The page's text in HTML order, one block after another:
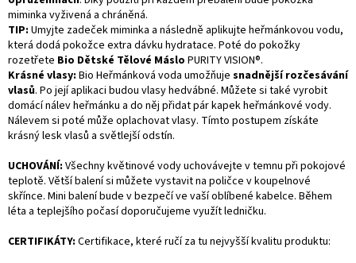
miminka vyživená a chráněná.
TIP: Umyjte zadeček miminka a následně aplikujte heřmánkovou vodu,
která dodá pokožce extra dávku hydratace. Poté do pokožky
rozetřete Bio Dětské Tělové Máslo PURITY VISION®.
Krásné vlasy: Bio Heřmánková voda umožňuje snadnější rozčesávání
vlasů. Po její aplikaci budou vlasy hedvábné. Můžete si také vyrobit
domácí nálev heřmánku a do něj přidat pár kapek heřmánkové vody.
Nálevem si poté může oplachovat vlasy. Tímto postupem získáte
krásný lesk vlasů a světlejší odstín.
UCHOVÁNÍ: Všechny květinové vody uchovávejte v temnu při pokojové
teplotě. Větší balení si můžete vystavit na poličce v koupelnové
skřínce. Mini balení bude v bezpečí ve vaší oblíbené kabelce. Během
léta a teplejšího počasí doporučujeme využít ledničku.
CERTIFIKÁTY: Certifikace, které ručí za tu nejvyšší kvalitu produktu: